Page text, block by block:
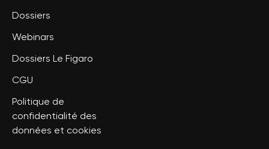
Dossiers
Webinars
Dossiers Le Figaro
CGU
Politique de
confidentialité des
données et cookies